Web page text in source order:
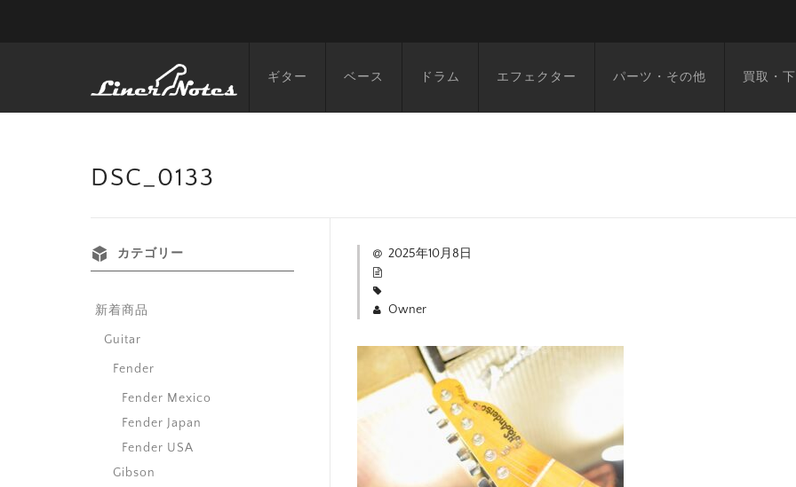
ギター ベース ドラム エフェクター パーツ・その他 買取・
DSC_0133
2025年10月8日
Owner
カテゴリー
新着商品
Guitar
Fender
Fender Mexico
Fender Japan
Fender USA
Gibson